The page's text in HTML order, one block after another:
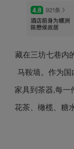
藏在三坊七巷内
马鞍墙。作为国
家具到茶器,每一
花茶、橄榄、糖